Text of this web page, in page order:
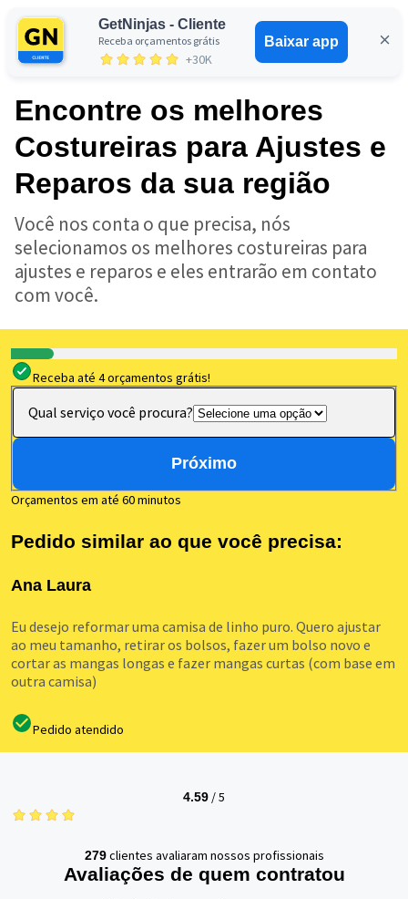
GetNinjas - Cliente
Receba orçamentos grátis
+30K
Baixar app
Entrar
Encontre os melhores
Costureiras para Ajustes e
Reparos da sua região
Você nos conta o que precisa, nós
selecionamos os melhores costureiras para
ajustes e reparos e eles entrarão em contato
com você.
Receba até 4 orçamentos grátis!
Qual serviço você procura?
Próximo
Orçamentos em até 60 minutos
Pedido similar ao que você precisa:
Ana Laura
Eu desejo reformar uma camisa de linho puro. Quero ajustar
ao meu tamanho, retirar os bolsos, fazer um bolso novo e
cortar as mangas longas e fazer mangas curtas (com base em
outra camisa)
Pedido atendido
4.59 /5
279clientes avaliaram nossos profissionais
Avaliações de quem contratou